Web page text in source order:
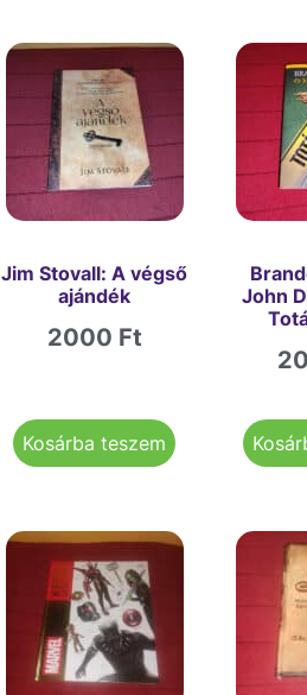
Jim Stovall: A végső
ajándék
2000 Ft
Kosárba teszem
John